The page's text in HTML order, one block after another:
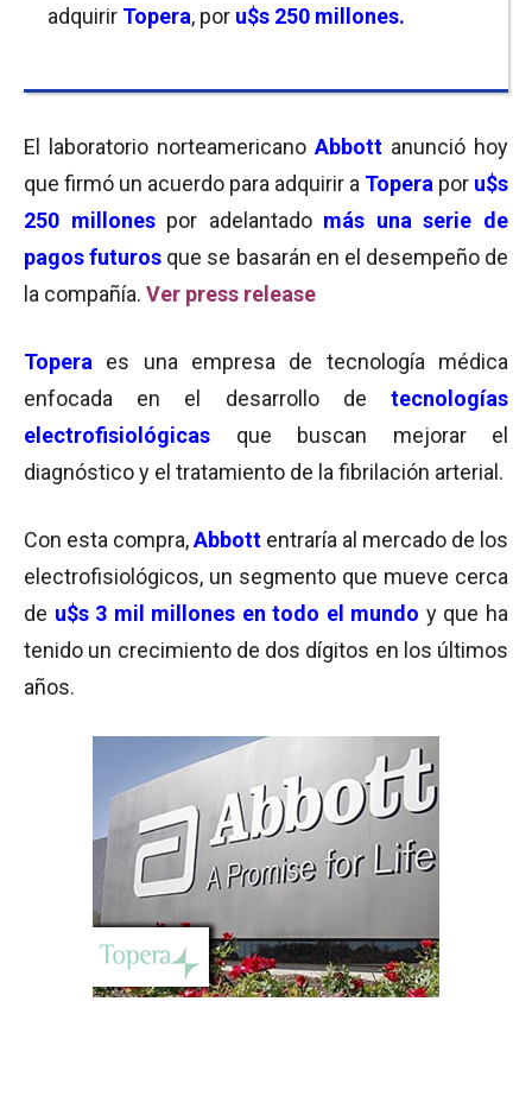
adquirir Topera, por u$s 250 millones.
El laboratorio norteamericano Abbott anunció hoy
que firmó un acuerdo para adquirir a Topera por u$s
250 millonespor adelantado más una serie de
pagos futuros que se basarán en el desempeño de
la compañía. Ver press release
Topera es una empresa de tecnología médica
enfocada en el desarrollo de tecnologías
electrofisiológicas que buscan mejorar el
diagnóstico y el tratamiento de la fibrilación arterial.
Con esta compra,Abbott entraría al mercado de los
electrofisiológicos, un segmento que mueve cerca
de u$s 3 mil millones en todo el mundo y que ha
tenido un crecimiento de dos dígitos en los últimos
años.